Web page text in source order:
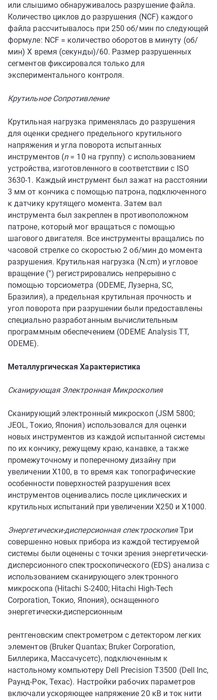
или слышимо обнаруживалось разрушение файла.
Количество циклов до разрушения (NCF) каждого
файла рассчитывалось при 250 об/мин по следующей
формуле: NCF = количество оборотов в минуту (об/
мин) X время (секунды)/60. Размер разрушенных
сегментов фиксировался только для
экспериментального контроля.
Крутильное Сопротивление
Крутильная нагрузка применялась до разрушения
для оценки среднего предельного крутильного
напряжения и угла поворота испытанных
инструментов (n = 10 на группу) с использованием
устройства, изготовленного в соответствии с ISO
3630-1. Каждый инструмент был зажат на расстоянии
3 мм от кончика с помощью патрона, подключенного
к датчику крутящего момента. Затем вал
инструмента был закреплен в противоположном
патроне, который мог вращаться с помощью
шагового двигателя. Все инструменты вращались по
часовой стрелке со скоростью 2 об/мин до момента
разрушения. Крутильная нагрузка (N.cm) и угловое
вращение (°) регистрировались непрерывно с
помощью торсиометра (ODEME, Лузерна, SC,
Бразилия), а предельная крутильная прочность и
угол поворота при разрушении были предоставлены
специально разработанным вычислительным
программным обеспечением (ODEME Analysis TT,
ODEME).
Металлургическая Характеристика
Сканирующая Электронная Микроскопия
Сканирующий электронный микроскоп (JSM 5800;
JEOL, Токио, Япония) использовался для оценки
новых инструментов из каждой испытанной системы
по их кончику, режущему краю, канавке, а также
промежуточному и поперечному дизайну при
увеличении X100, в то время как топографические
особенности поверхностей разрушения всех
инструментов оценивались после циклических и
крутильных испытаний при увеличении X250 и X1000.
Энергетически-дисперсионная спектроскопияТри
совершенно новых прибора из каждой тестируемой
системы были оценены с точки зрения энергетически-
дисперсионного спектроскопического (EDS) анализа с
использованием сканирующего электронного
микроскопа (Hitachi S-2400; Hitachi High-Tech
Corporation, Токио, Япония), оснащенного
энергетически-дисперсионным
рентгеновским спектрометром с детектором легких
элементов (Bruker Quantax; Bruker Corporation,
Биллерика, Массачусетс), подключенным к
настольному компьютеру Dell Precision T3500 (Dell Inc,
Раунд-Рок, Техас). Настройки рабочих параметров
включали ускоряющее напряжение 20 кВ и ток нити